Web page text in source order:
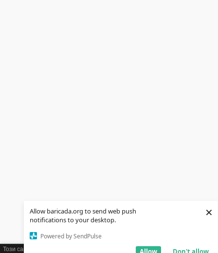
Allow baricada.org to send web push
notifications to your desktop.
Powered by SendPulse
×
Този сайт използва бисквитки (cookies). Ако желаете можете да научите